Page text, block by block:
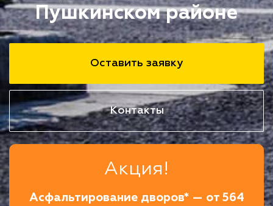
Пушкинском районе
Оставить заявку
Контакты
Акция!
Асфальтирование дворов* — от 564